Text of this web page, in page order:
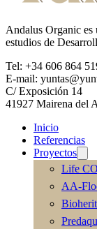
Andalus Organic es
estudios de
Tel: +34 606 864
E-mail:
C/ Exposición 14
41927 Mairena del
Inicio
Referencias
Proyectos
Life
AA-